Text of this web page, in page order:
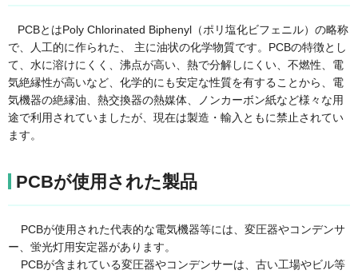
PCBとはPoly Chlorinated Biphenyl（ポリ塩化ビフェニル）の略称
で、人工的に作られた、 主に油状の化学物質です。PCBの特徴とし
て、水に溶けにくく、沸点が高い、熱で分解しにくい、不燃性、電
気絶縁性が高いなど、化学的にも安定な性質を有することから、電
気機器の絶縁油、熱交換器の熱媒体、ノンカーボン紙など様々な用
途で利用されていましたが、現在は製造・輸入ともに禁止されてい
ます。
PCBが使用された製品
PCBが使用された代表的な電気機器等には、変圧器やコンデンサ
ー、蛍光灯用安定器があります。
PCBが含まれている変圧器やコンデンサーは、古い工場やビル等